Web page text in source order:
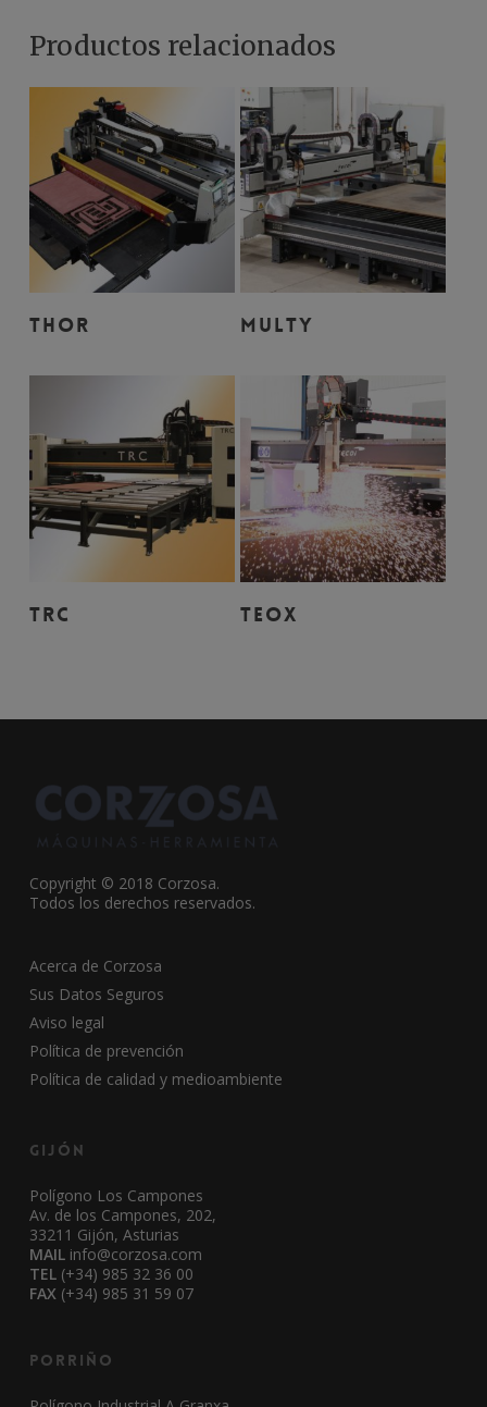
Productos relacionados
THOR Leer Más
MULTY
TRC TEOX
Copyright © 2018 Corzosa.
Todos los derechos reservados.
Acerca de Corzosa
Sus Datos Seguros
Aviso legal
Política de prevención
Política de calidad y medioambiente
Gijón
Polígono Los Campones
Av. de los Campones, 202,
33211 Gijón, Asturias
MAIL info@corzosa.com
TEL (+34) 985 32 36 00
FAX(+34) 985 31 59 07
Porriño